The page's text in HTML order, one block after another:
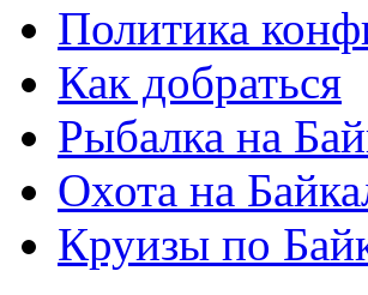
Политика
Как добраться
Рыбалка на
Охота на
Круизы по